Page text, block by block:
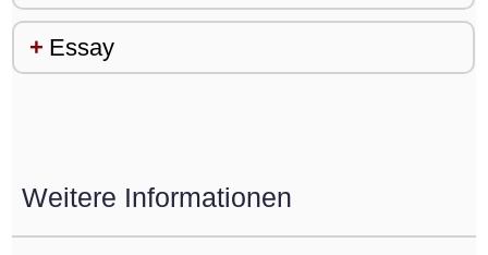
Essay
Weitere Informationen